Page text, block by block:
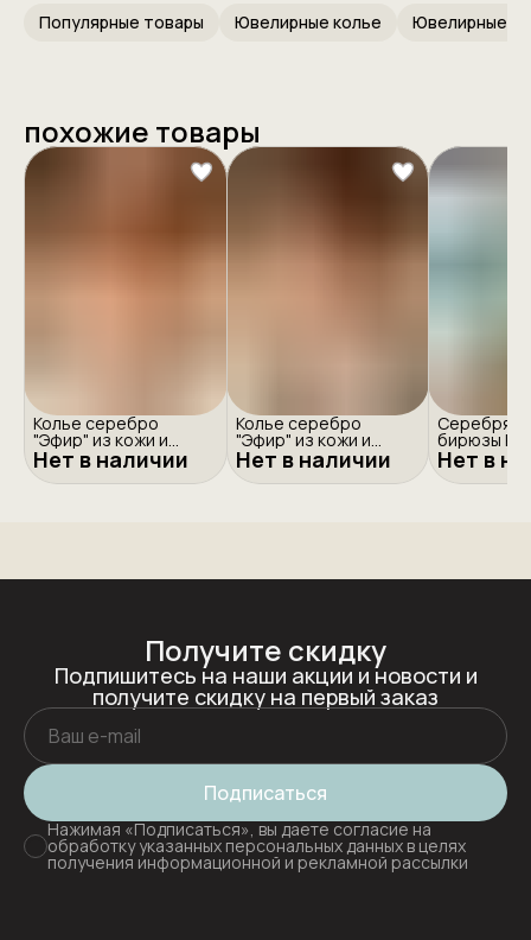
Популярные товары Ювелирные колье
похожие товары
Нет в наличии
Колье серебро
"Эфир" из кожи и
эмали Нет в наличии
Колье серебро
"Эфир" из кожи и
эмали Нет в
бирюзы
Получите скидку
Подпишитесь на наши акции и новости и
получите скидку на первый заказ
Подписаться
Нажимая «Подписаться», вы даете согласие на
обработку указанных персональных данных в целях
получения информационной и рекламной рассылки